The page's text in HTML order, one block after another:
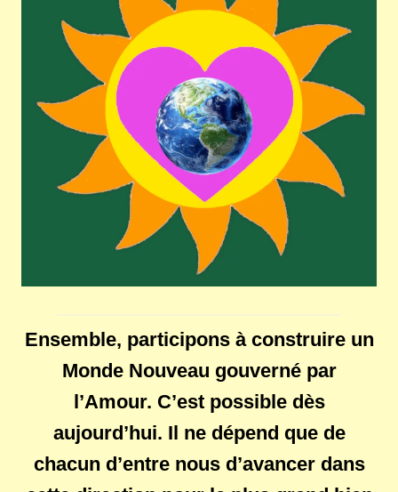
Ensemble, participons à construire un
Monde Nouveau gouverné par
l’Amour. C’est possible dès
aujourd’hui. Il ne dépend que de
chacun d’entre nous d’avancer dans